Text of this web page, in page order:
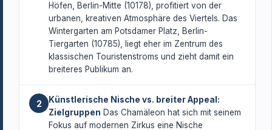
Höfen, Berlin-Mitte (10178), profitiert von der
urbanen, kreativen Atmosphäre des Viertels. Das
Wintergarten am Potsdamer Platz, Berlin-
Tiergarten (10785), liegt eher im Zentrum des
klassischen Touristenstroms und zieht damit ein
breiteres Publikum an.
2
Künstlerische Nische vs. breiter Appeal:
Zielgruppen Das Chamäleon hat sich mit seinem
Fokus auf modernen Zirkus eine Nische